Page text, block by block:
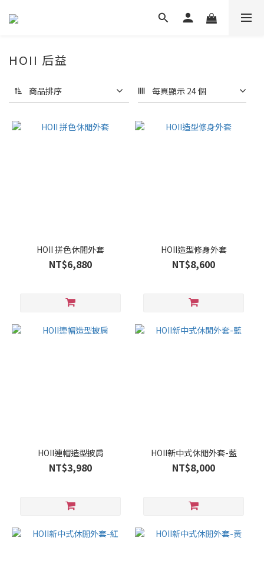
HOII 后益
商品排序 每頁顯示 24 個
HOII 拼色休閒外套
NT$6,880
HOII造型修身外套
NT$8,600
HOII連帽造型披肩
NT$3,980
HOII新中式休閒外套-藍
NT$8,000